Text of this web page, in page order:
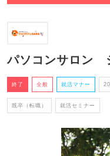
パソコンサロン
終了 全般 就活マナー
既卒（転職） 就活セミナー